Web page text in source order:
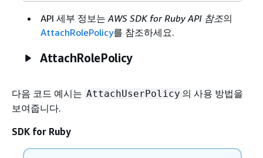
API 세부 정보는 AWS SDK for Ruby API 참조의
AttachRolePolicy를 참조하세요.
AttachRolePolicy
다음 코드 예시는 AttachUserPolicy 의 사용 방법을
보여줍니다.
SDK for Ruby